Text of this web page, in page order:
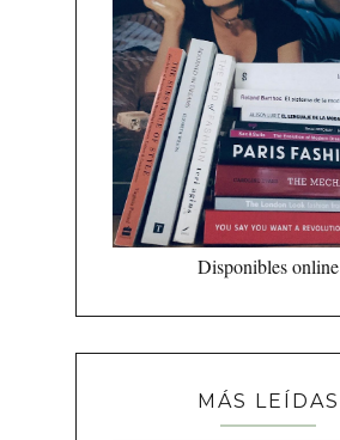
Disponibles online
MÁS LEÍDAS